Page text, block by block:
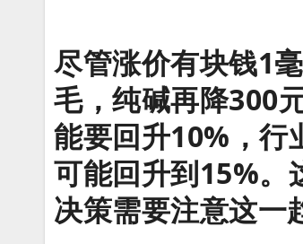
尽管涨价有块钱1
毛，纯碱再降300
能要回升10%，行
可能回升到15%。
决策需要注意这一